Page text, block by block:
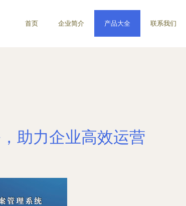
首页 企业简介 产品大全 联系我们
助力企业高效运营